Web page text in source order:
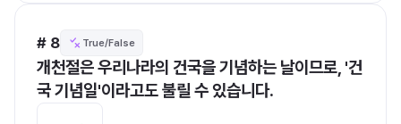
# 8 True/False
개천절은 우리나라의 건국을 기념하는 날이므로, '건
국 기념일'이라고도 불릴 수 있습니다.